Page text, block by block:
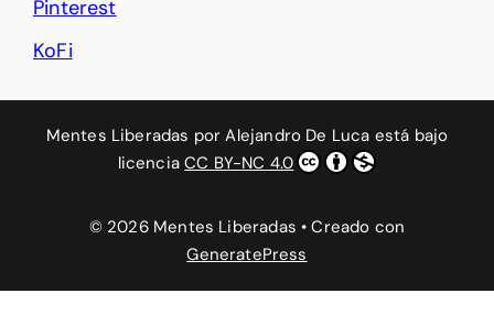
Pinterest
KoFi
Mentes Liberadas porAlejandro De Luca está bajo
licenciaCC BY-NC 4.0
© 2026 Mentes Liberadas • Creado con
GeneratePress